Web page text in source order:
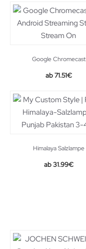
Google Chromecast
71.51€
Himalaya Salzlampe
31.99€